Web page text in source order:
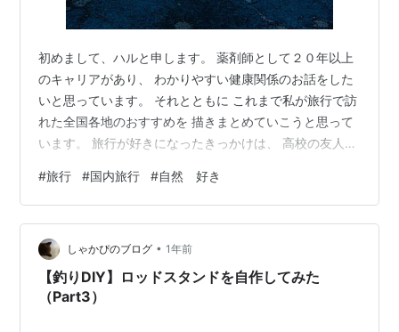
初めまして、ハルと申します。 薬剤師として２０年以上
のキャリアがあり、 わかりやすい健康関係のお話をした
いと思っています。 それとともに これまで私が旅行で訪
れた全国各地のおすすめを 描きまとめていこうと思って
います。 旅行が好きになったきっかけは、 高校の友人が
するまで 毎年桜と紅葉の季節には京都へ行っていまし
た。 当時はまだインバウンドの観光客もなく 行動しやす
かったですね。 あと、京料理の美味しさでグルメにも興
味が出て その土地の特産を使った料理を食べに行ったり
しています。 京都の有名老舗のお店もランチだと学生で
も食べられる金額で 食べ…
#旅行 #国内旅行 #自然 好き
しゃかぴのブログ • 1年前
【釣りDIY】ロッドスタンドを自作してみた
（Part3）